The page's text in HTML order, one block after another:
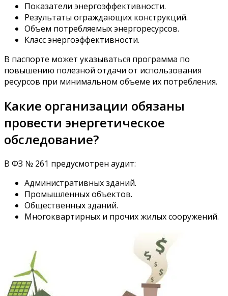
Показатели энергоэффективности.
Результаты ограждающих конструкций.
Объем потребляемых энергоресурсов.
Класс энергоэффективности.
В паспорте может указываться программа по
повышению полезной отдачи от использования
ресурсов при минимальном объеме их потребления.
Какие организации обязаны
провести энергетическое
обследование?
В ФЗ № 261 предусмотрен аудит:
Административных зданий.
Промышленных объектов.
Общественных зданий.
Многоквартирных и прочих жилых сооружений.